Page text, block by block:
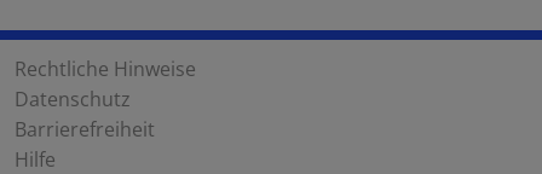
Rechtliche Hinweise
Datenschutz
Barrierefreiheit
Hilfe